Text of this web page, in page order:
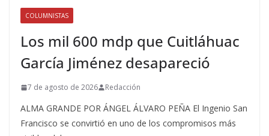
COLUMNISTAS
Los mil 600 mdp que Cuitláhuac
García Jiménez desapareció
7 de agosto de 2026 Redacción
ALMA GRANDE POR ÁNGEL ÁLVARO PEÑA El Ingenio San
Francisco se convirtió en uno de los compromisos más